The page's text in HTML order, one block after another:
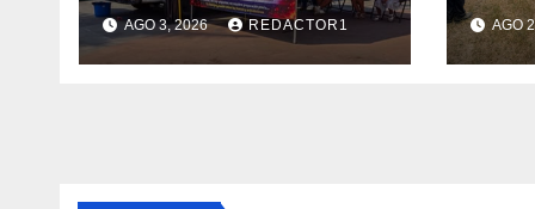
AGO 3, 2026 REDACTOR1 AGO